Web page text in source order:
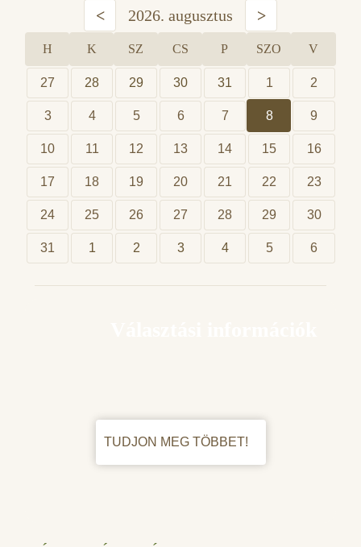
< 2026. augusztus >
H K SZ CS P SZO V
27 28 29 30 31 1 2
3 4 5 6 7 8 9
10 11 12 13 14 15 16
17 18 19 20 21 22 23
24 25 26 27 28 29 30
31 1 2 3 4 5 6
TUDJON MEG TÖBBET!